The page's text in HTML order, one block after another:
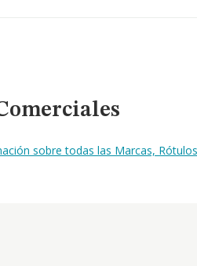
sobre todas las Marcas,